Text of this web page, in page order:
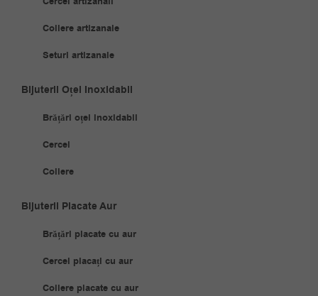
Coliere artizanale
Seturi artizanale
Bijuterii Oțel Inoxidabil
Brățări oțel inoxidabil
Cercei
Coliere
Bijuterii Placate Aur
Brățări placate cu aur
Cercei placați cu aur
Coliere placate cu aur